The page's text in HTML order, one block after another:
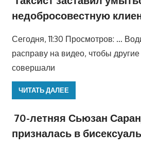
недобросовестную
Сегодня, 11:30 Просмотров: …
расправу на видео, чтобы
совершали
ЧИТАТЬ ДАЛЕЕ
70-летняя Сьюзан
призналась в